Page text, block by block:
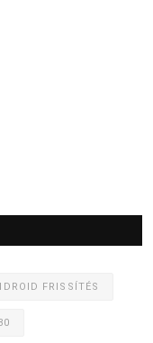
FRISSÍTÉS